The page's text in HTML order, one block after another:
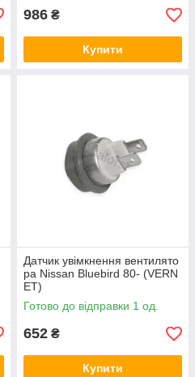
986 ₴
Купити
Датчик увімкнення вентилято
ра Nissan Bluebird 80- (VERN
ET)
Готово до відправки 1 од.
652 ₴
Купити